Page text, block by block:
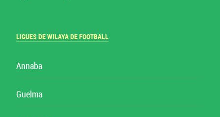
LIGUES DE WILAYA DE FOOTBALL
Annaba
Guelma